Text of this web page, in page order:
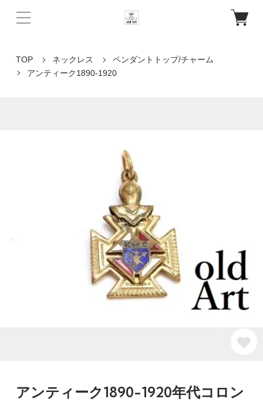
TOP ネックレス
ペンダントトップ/チャーム
アンティーク1890-1920
アンティーク1890-1920年代コロン